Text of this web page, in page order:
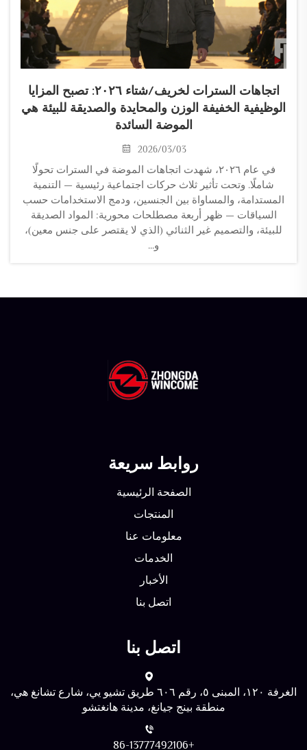
اتجاهات السترات لخريف/شتاء ٢٠٢٦: تصبح المزايا
الوظيفية الخفيفة الوزن والمحايدة والصديقة للبيئة هي
الموضة السائدة
2026/03/03
في عام ٢٠٢٦، شهدت اتجاهات الموضة في السترات تحولًا
شاملًا. وتحت تأثير ثلاث حركات اجتماعية رئيسية — التنمية
المستدامة، والمساواة بين الجنسين، ودمج الاستخدامات حسب
السياقات — ظهر أربعة مصطلحات محورية: المواد الصديقة
للبيئة، والتصميم غير الثنائي (الذي لا يقتصر على جنس معين)،
و...
روابط سريعة
الصفحة الرئيسية
المنتجات
معلومات عنا
الخدمات
الأخبار
اتصل بنا
اتصل بنا
الغرفة ١٢٠، المبنى ٥، رقم ٦٠٦ طريق تشيو يي، شارع تشانغ هي،
منطقة بينج جيانغ، مدينة هانغتشو
+86-13777492106